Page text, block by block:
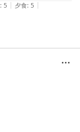
: 5 | 夕食: 5 |